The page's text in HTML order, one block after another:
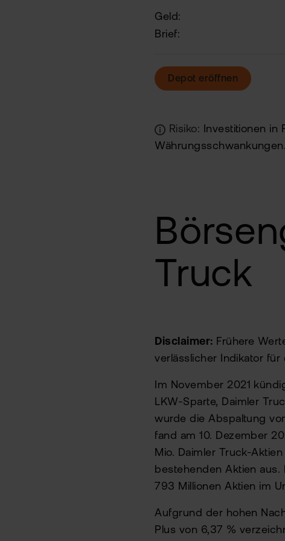
Geld:
Brief:
Depot eröffnen
Risiko: Investitionen in
Währungsschwankungen.
Truck
Disclaimer: Frühere
verlässlicher Indikator
Im November 2021
LKW-Sparte, Daimler
wurde die Abspaltung
fand am 10. Dezember
Mio. Daimler Truck-
bestehenden Aktien aus.
793 Millionen Aktien im
Aufgrund der hohen
Plus von 6,37 %